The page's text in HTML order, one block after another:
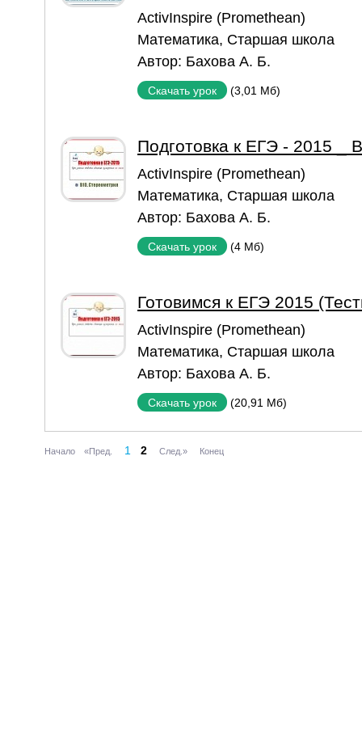
ActivInspire (Promethean)
Математика, Старшая школа
Автор: Бахова А. Б.
Скачать урок (3,01 Мб)
Подготовка к ЕГЭ - 2015 _
ActivInspire (Promethean)
Математика, Старшая школа
Автор: Бахова А. Б.
Скачать урок (4 Мб)
Готовимся к ЕГЭ 2015
ActivInspire (Promethean)
Математика, Старшая школа
Автор: Бахова А. Б.
Скачать урок (20,91 Мб)
Начало «Пред. 1 2 След.» Конец